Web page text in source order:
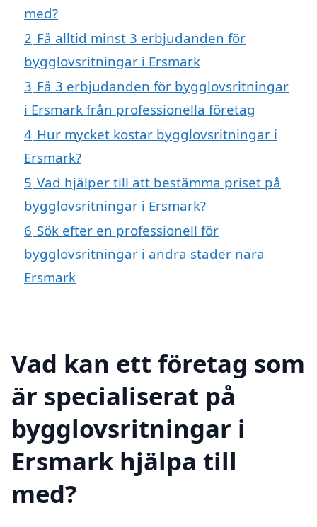
med?
2 Få alltid minst 3 erbjudanden för
bygglovsritningar i Ersmark
3 Få 3 erbjudanden för bygglovsritningar
i Ersmark från professionella företag
4 Hur mycket kostar bygglovsritningar i
Ersmark?
5 Vad hjälper till att bestämma priset på
bygglovsritningar i Ersmark?
6 Sök efter en professionell för
bygglovsritningar i andra städer nära
Ersmark
Vad kan ett företag som
är specialiserat på
bygglovsritningar i
Ersmark hjälpa till
med?